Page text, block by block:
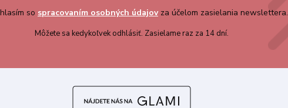
so spracovaním osobných údajovza účelom zasielania newslettera.
Môžete sa kedykoľvek odhlásiť. Zasielame raz za 14 dní.